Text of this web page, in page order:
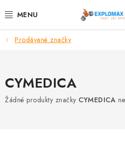
na
%AKCE
Prodávané značky
CYMEDICA
Žádné produkty značky CYMEDICA